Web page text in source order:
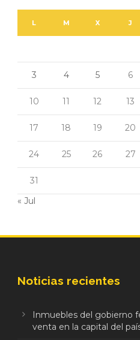
L M X J
3 4 5 6
10 11 12 13
17 18 19 20
24 25 26 27
31
« Jul
Noticias recientes
Inmuebles del gobierno
venta en la capital del